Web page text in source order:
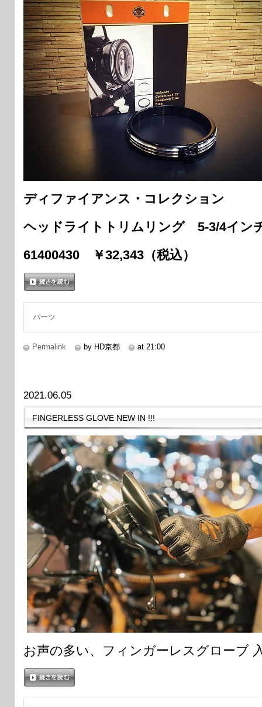
ディファイアンス・コレクション
ヘッドライトトリムリング 5-3/4イ
61400430 ￥32,343（税込）
パーツ
Permalink by HD京都 at 21:00
2021.06.05
FINGERLESS GLOVE NEW IN !!!
お声の多い、フィンガーレスグローブ